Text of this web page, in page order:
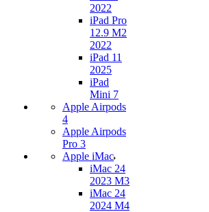
2022
iPad Pro
12.9 M2
2022
iPad 11
2025
iPad
Mini 7
Apple Airpods
4
Apple Airpods
Pro 3
Apple iMac
iMac 24
2023 M3
iMac 24
2024 M4